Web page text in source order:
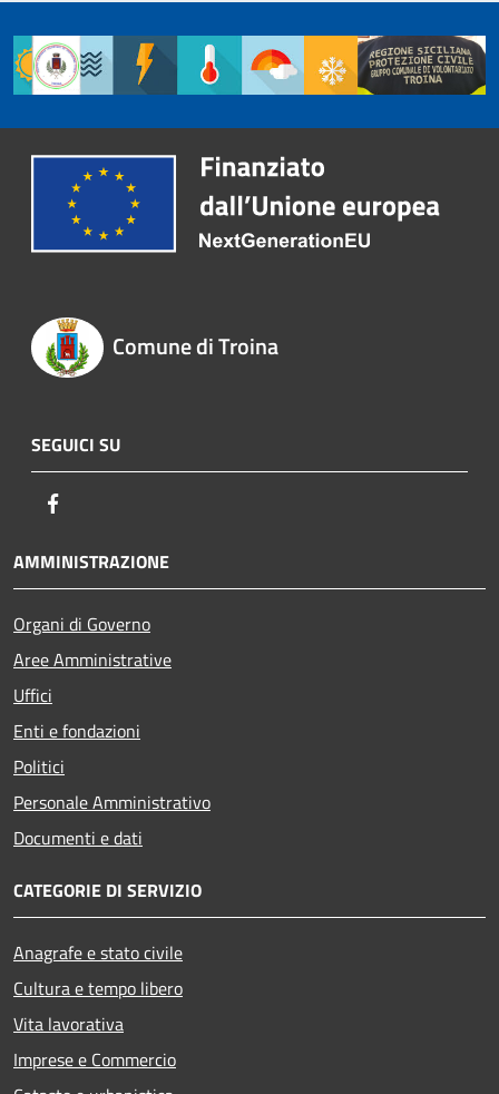
Comune di Troina
SEGUICI SU
AMMINISTRAZIONE
Organi di Governo
Aree Amministrative
Uffici
Enti e fondazioni
Politici
Personale Amministrativo
Documenti e dati
CATEGORIE DI SERVIZIO
Anagrafe e stato civile
Cultura e tempo libero
Vita lavorativa
Imprese e Commercio